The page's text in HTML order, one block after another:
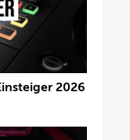
2026